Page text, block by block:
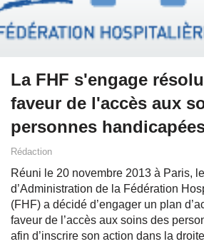
La FHF s'engage
faveur de l'accès aux
personnes
Rédaction
Réuni le 20 novembre 2013 à Paris,
d’Administration de la Fédération
(FHF) a décidé d’engager un plan
faveur de l’accès aux soins des
afin d’inscrire son action dans la